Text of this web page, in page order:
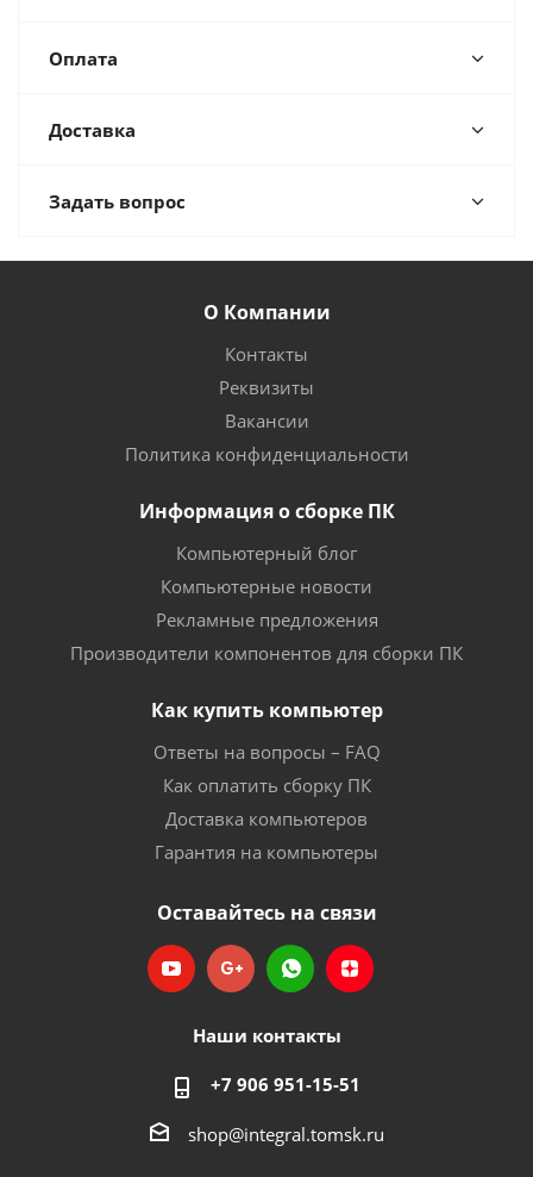
Оплата
Доставка
Задать вопрос
О Компании
Контакты
Реквизиты
Вакансии
Политика конфиденциальности
Информация о сборке ПК
Компьютерный блог
Компьютерные новости
Рекламные предложения
Производители компонентов для сборки ПК
Как купить компьютер
Ответы на вопросы – FAQ
Как оплатить сборку ПК
Доставка компьютеров
Гарантия на компьютеры
Оставайтесь на связи
Наши контакты
+7 906 951-15-51
shop@integral.tomsk.ru